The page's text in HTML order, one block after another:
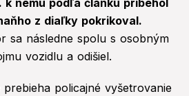
nemu podľa článku pribehol
z diaľky pokrikoval.
sa následne spolu s osobným
vozidlu a odišiel.
policajné vyšetrovanie